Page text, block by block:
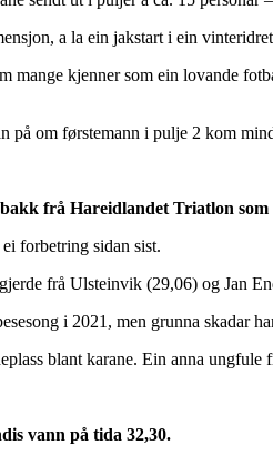
a la ein jakstart i ein
mange kjenner som ein lovande
på om førstemann i pulje 2 kom
frå Hareidlandet Triatlon
forbetring sidan sist.
frå Ulsteinvik (29,06) og Jan
i 2021, men grunna skadar
blant karane. Ein anna
vann på tida 32,30.